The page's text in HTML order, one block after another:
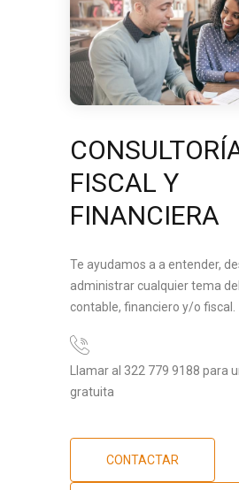
FISCAL Y
FINANCIERA
Te ayudamos a a entender,
administrar cualquier tema
contable, financiero y/o fiscal.
Llamar al 322 779 9188 para
gratuita
CONTACTAR